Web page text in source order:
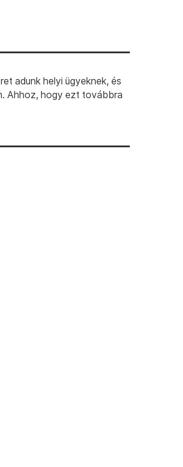
adunk helyi ügyeknek, és
Ahhoz, hogy ezt továbbra